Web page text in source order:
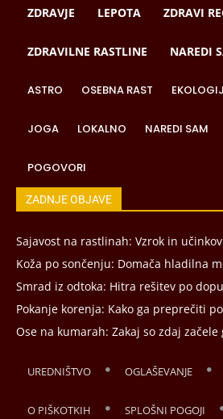
ZDRAVJE
LEPOTA ZDRAVI
ZDRAVILNE RASTLINE NAREDI
ASTRO OSEBNA RAST
JOGA LOKALNO NAREDI SAM
POGOVORI
ZADNJE OBJAVE
Sajavost na rastlinah: Vzrok in
Koža po sončenju: Domača hladilna
Smrad iz odtoka: Hitra rešitev po
Pokanje korenja: Kako ga preprečiti
Ose na kumarah: Zakaj so zdaj
UREDNIŠTVO OGLAŠEVANJE
O PIŠKOTKIH SPLOŠNI POGOJI